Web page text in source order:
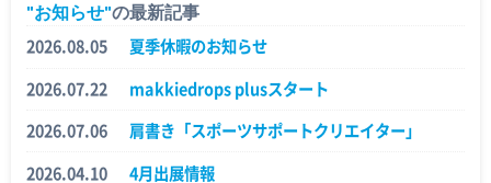
お知らせ の最新記事
2026.08.05 夏季休暇のお知らせ
2026.07.22 makkiedrops plusスタート
2026.07.06 肩書き「スポーツサポートクリエイター」
2026.04.10 4月出展情報